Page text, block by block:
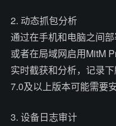
2. 动态抓包分析
通过在手机和电脑之间
或者在局域网启用MitM
实时截获和分析，记录
7.0及以上版本可能需要
3. 设备日志审计